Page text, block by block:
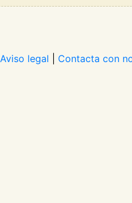
Aviso legal Contacta con